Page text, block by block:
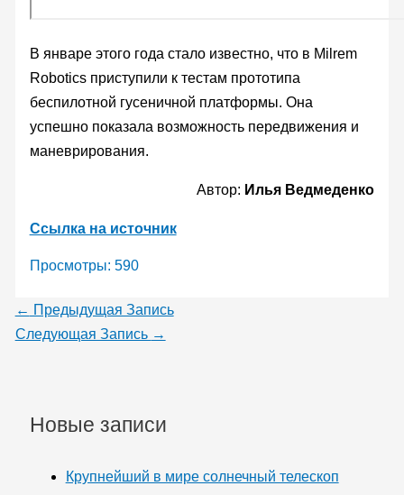
В январе этого года стало известно, что в Milrem
Robotics приступили к тестам прототипа
беспилотной гусеничной платформы. Она
успешно показала возможность передвижения и
маневрирования.
Автор: Илья Ведмеденко
Ссылка на источник
Просмотры: 590
← Предыдущая Запись
Следующая Запись →
Новые записи
Крупнейший в мире солнечный телескоп